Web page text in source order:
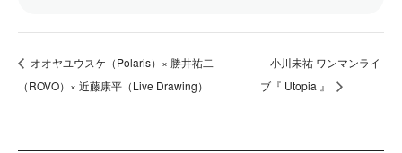
オオヤユウスケ（Polaris）× 勝井祐二
（ROVO）× 近藤康平（Live Drawing）
小川未祐 ワンマンライ
ブ『 Utopia 』